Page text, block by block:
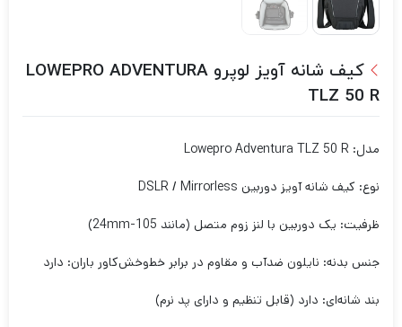
کیف شانه آویز لوپرو LOWEPRO ADVENTURA
TLZ 50 R
مدل: Lowepro Adventura TLZ 50 R
نوع: کیف شانه آویز دوربین DSLR / Mirrorless
ظرفیت: یک دوربین با لنز زوم متصل (مانند 105-24mm)
جنس بدنه: نایلون ضدآب و مقاوم در برابر خط‌و‌خشکاور باران: دارد
بند شانه‌ای: دارد (قابل تنظیم و دارای پد نرم)